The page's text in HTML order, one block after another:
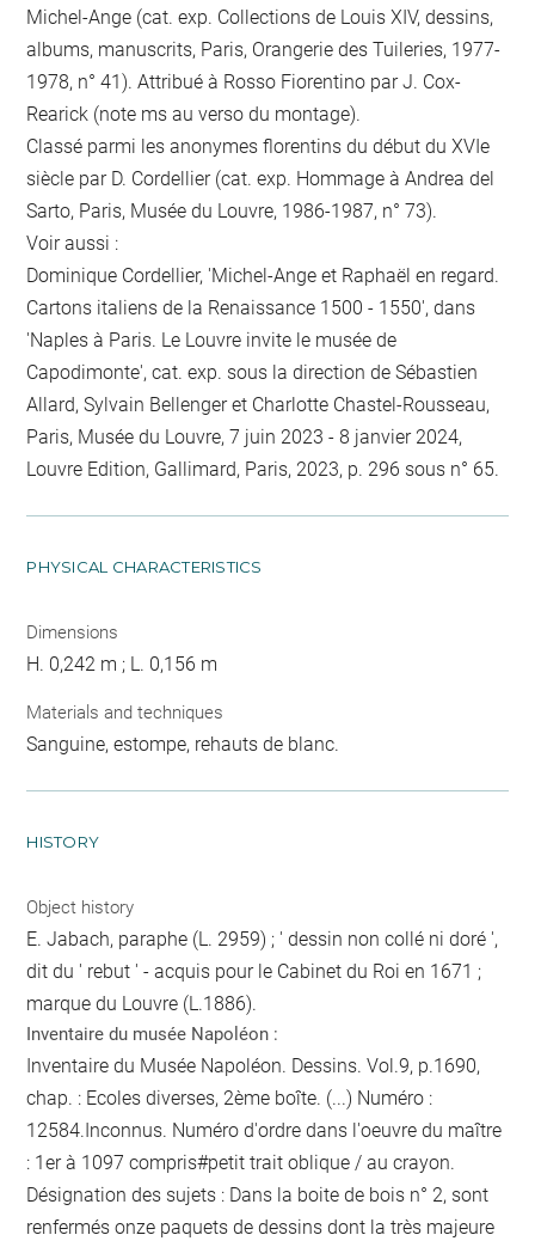
Michel-Ange (cat. exp. Collections de Louis XIV, dessins,
albums, manuscrits, Paris, Orangerie des Tuileries, 1977-
1978, n° 41). Attribué à Rosso Fiorentino par J. Cox-
Rearick (note ms au verso du montage).
Classé parmi les anonymes florentins du début du XVIe
siècle par D. Cordellier (cat. exp. Hommage à Andrea del
Sarto, Paris, Musée du Louvre, 1986-1987, n° 73).
Voir aussi :
Dominique Cordellier, 'Michel-Ange et Raphaël en regard.
Cartons italiens de la Renaissance 1500 - 1550', dans
'Naples à Paris. Le Louvre invite le musée de
Capodimonte', cat. exp. sous la direction de Sébastien
Allard, Sylvain Bellenger et Charlotte Chastel-Rousseau,
Paris, Musée du Louvre, 7 juin 2023 - 8 janvier 2024,
Louvre Edition, Gallimard, Paris, 2023, p. 296 sous n° 65.
PHYSICAL CHARACTERISTICS
Dimensions
H. 0,242 m ; L. 0,156 m
Materials and techniques
Sanguine, estompe, rehauts de blanc.
HISTORY
Object history
E. Jabach, paraphe (L. 2959) ; ' dessin non collé ni doré ',
dit du ' rebut ' - acquis pour le Cabinet du Roi en 1671 ;
marque du Louvre (L.1886).
Inventaire du musée Napoléon :
Inventaire du Musée Napoléon. Dessins. Vol.9, p.1690,
chap. : Ecoles diverses, 2ème boîte. (...) Numéro :
12584.Inconnus. Numéro d'ordre dans l'oeuvre du maître
: 1er à 1097 compris#petit trait oblique / au crayon.
Désignation des sujets : Dans la boite de bois n° 2, sont
renfermés onze paquets de dessins dont la très majeure